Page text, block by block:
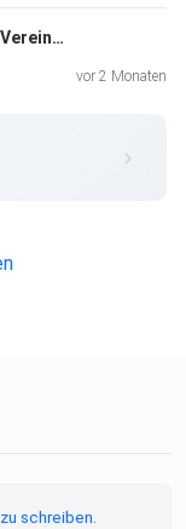
"Schule und Spiel". Initiative und Verein - mit Dorothea Freiboth
vor 2 Monaten
schreiben.